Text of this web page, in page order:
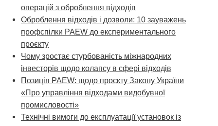
операцій з оброблення відходів
Оброблення відходів і дозволи: 10 зауважень
профспілки PAEW до експериментального
проєкту
Чому зростає стурбованість міжнародних
інвесторів щодо колапсу в сфері відходів
Позиція PAEW: щодо проєкту Закону України
«Про управління відходами видобувної
промисловості»
Технічні вимоги до експлуатації установок із